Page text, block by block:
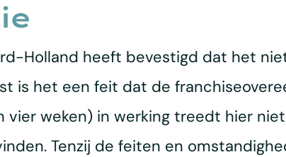
Holland heeft bevestigd dat het
is het een feit dat de
vier weken) in werking treedt hier
Tenzij de feiten en